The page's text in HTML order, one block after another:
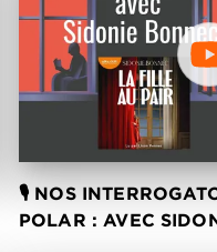
🎙️ NOS
POLAR : AVEC